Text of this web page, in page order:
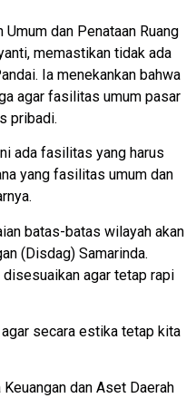
dan Penataan Ruang
memastikan tidak ada
Ia menekankan bahwa
agar fasilitas umum pasar
pribadi.
ada fasilitas yang harus
yang fasilitas umum dan
batas-batas wilayah akan
(Disdag) Samarinda.
agar tetap rapi
agar secara estika tetap kita
dan Aset Daerah